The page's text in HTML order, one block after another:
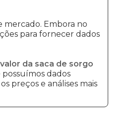
mercado. Embora no
para fornecer dados
valor da saca de sorgo
possuímos dados
preços e análises mais